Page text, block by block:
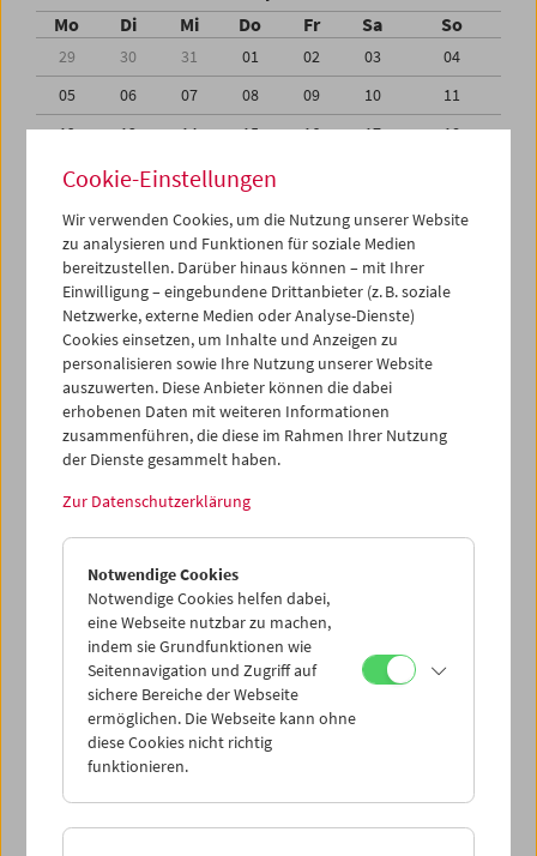
Mo Di Mi Do Fr Sa So
29 30 31 01 02 03
04
05
06 07 08 09 10
11
12
13 14 15 16 17
18
19
20 21 22
26
28 30
02
03
04 05 06 07 08
iCalender
Programmheft-PDF
English language or subtitles
< Vorherige Woche
Mo 26.9.
Di 27.9.
Mi 28.9.
Do 29.9.
Sa 1.10.
Cookie-Einstellungen
Wir verwenden Cookies, um die Nutzung unserer Website
zu analysieren und Funktionen für soziale Medien
bereitzustellen. Darüber hinaus können – mit Ihrer
Einwilligung – eingebundene Drittanbieter (z. B. soziale
Netzwerke, externe Medien oder Analyse-Dienste)
Cookies einsetzen, um Inhalte und Anzeigen zu
personalisieren sowie Ihre Nutzung unserer Website
auszuwerten. Diese Anbieter können die dabei
erhobenen Daten mit weiteren Informationen
zusammenführen, die diese im Rahmen Ihrer Nutzung
der Dienste gesammelt haben.
Zur Datenschutzerklärung
Notwendige Cookies
Notwendige Cookies helfen dabei,
eine Webseite nutzbar zu machen,
indem sie Grundfunktionen wie
Seitennavigation und Zugriff auf
sichere Bereiche der Webseite
ermöglichen. Die Webseite kann ohne
diese Cookies nicht richtig
funktionieren.